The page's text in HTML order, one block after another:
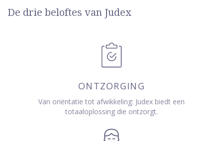
De drie beloftes van Judex
ONTZORGING
Van oriëntatie tot afwikkeling: Judex biedt een
totaaloplossing die ontzorgt.